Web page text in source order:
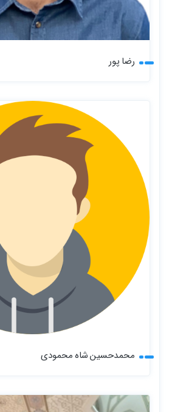
رضا پور
محمدحسین شاه محمودی